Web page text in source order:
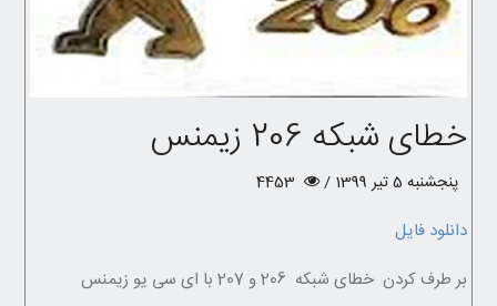
خطای شبکه 206 زیمنس
پنجشنبه 5 تیر 1399 /
دانلود فایل
بر طرف کردن خطای شبکه 206 و 207 با ای سی یو زیمنس